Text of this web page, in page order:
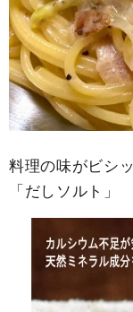
料理の味がビシ
「だしソルト」